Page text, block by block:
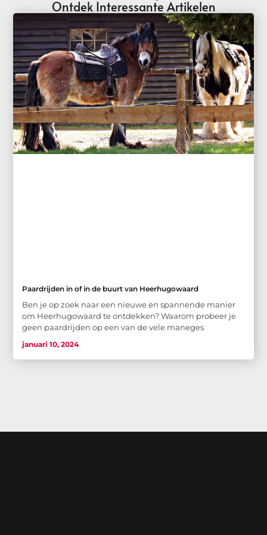
Ontdek Interessante Artikelen
Paardrijden in of in de buurt van Heerhugowaard
Ben je op zoek naar een nieuwe en spannende manier
om Heerhugowaard te ontdekken? Waarom probeer je
geen paardrijden op een van de vele maneges
januari 10, 2024